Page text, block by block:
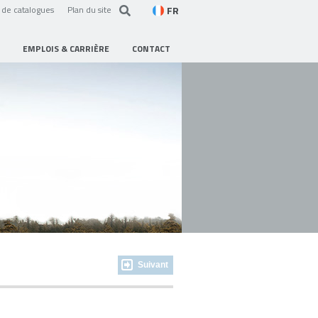
catalogues Plan du site FR
EMPLOIS & CARRIÈRE CONTACT
Suivant